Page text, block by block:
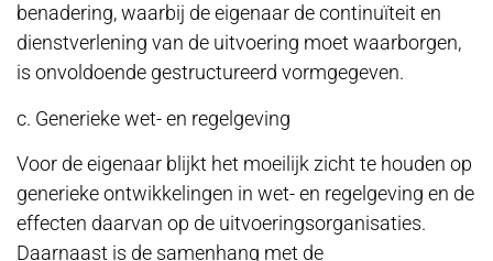
benadering, waarbij de eigenaar de continuïteit en
dienstverlening van de uitvoering moet waarborgen,
is onvoldoende gestructureerd vormgegeven.
c. Generieke wet- en regelgeving
Voor de eigenaar blijkt het moeilijk zicht te houden op
generieke ontwikkelingen in wet- en regelgeving en de
effecten daarvan op de uitvoeringsorganisaties.
Daarnaast is de samenhang met de